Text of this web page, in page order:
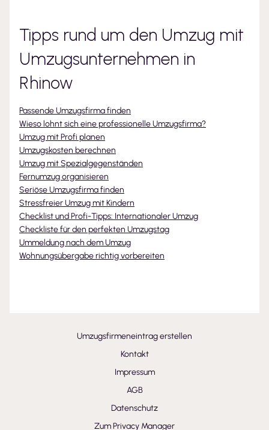
Tipps rund um den Umzug mit
Umzugsunternehmen in
Rhinow
Passende Umzugsfirma finden
Wieso lohnt sich eine professionelle Umzugsfirma?
Umzug mit Profi planen
Umzugskosten berechnen
Umzug mit Spezialgegenständen
Fernumzug organisieren
Seriöse Umzugsfirma finden
Stressfreier Umzug mit Kindern
Checklist und Profi-Tipps: Internationaler Umzug
Checkliste für den perfekten Umzugstag
Ummeldung nach dem Umzug
Wohnungsübergabe richtig vorbereiten
Umzugsfirmeneintrag erstellen
Kontakt
Impressum
AGB
Datenschutz
Zum Privacy Manager